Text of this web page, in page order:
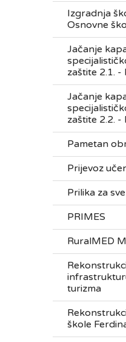
Izgradnja
Osnovne
Jačanje
zaštite 2.1. -
Jačanje
zaštite 2.2. -
Pametan
Prijevoz
Prilika za
PRIMES
RuralMED
turizma
škole